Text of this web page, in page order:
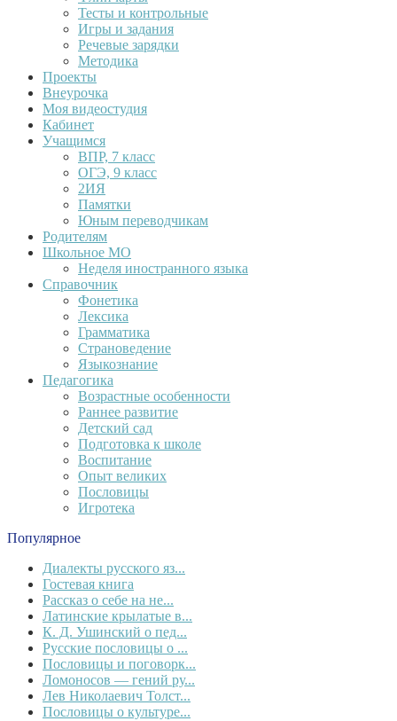
Тесты и контрольные
Игры и задания
Речевые зарядки
Методика
Проекты
Внеурочка
Моя видеостудия
Кабинет
Учащимся
ВПР, 7 класс
ОГЭ, 9 класс
2ИЯ
Памятки
Юным переводчикам
Родителям
Школьное МО
Неделя иностранного языка
Справочник
Фонетика
Лексика
Грамматика
Страноведение
Языкознание
Педагогика
Возрастные особенности
Раннее развитие
Детский сад
Подготовка к школе
Воспитание
Опыт великих
Пословицы
Игротека
Популярное
Диалекты русского яз...
Гостевая книга
Рассказ о себе на не...
Латинские крылатые в...
К. Д. Ушинский о пед...
Русские пословицы о ...
Пословицы и поговорк...
Ломоносов — гений ру...
Лев Николаевич Толст...
Пословицы о культуре...